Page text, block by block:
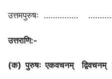
उत्तमपुरुषः ……………
उत्तराणि:-
(क) पुरुषः एकवचनम् द्विवचनम्